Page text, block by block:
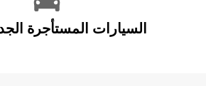
السيارات المستأجرة